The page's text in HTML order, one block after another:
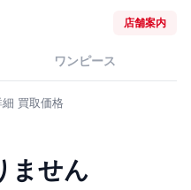
店舗案内
ワンピース
細 買取価格
ません